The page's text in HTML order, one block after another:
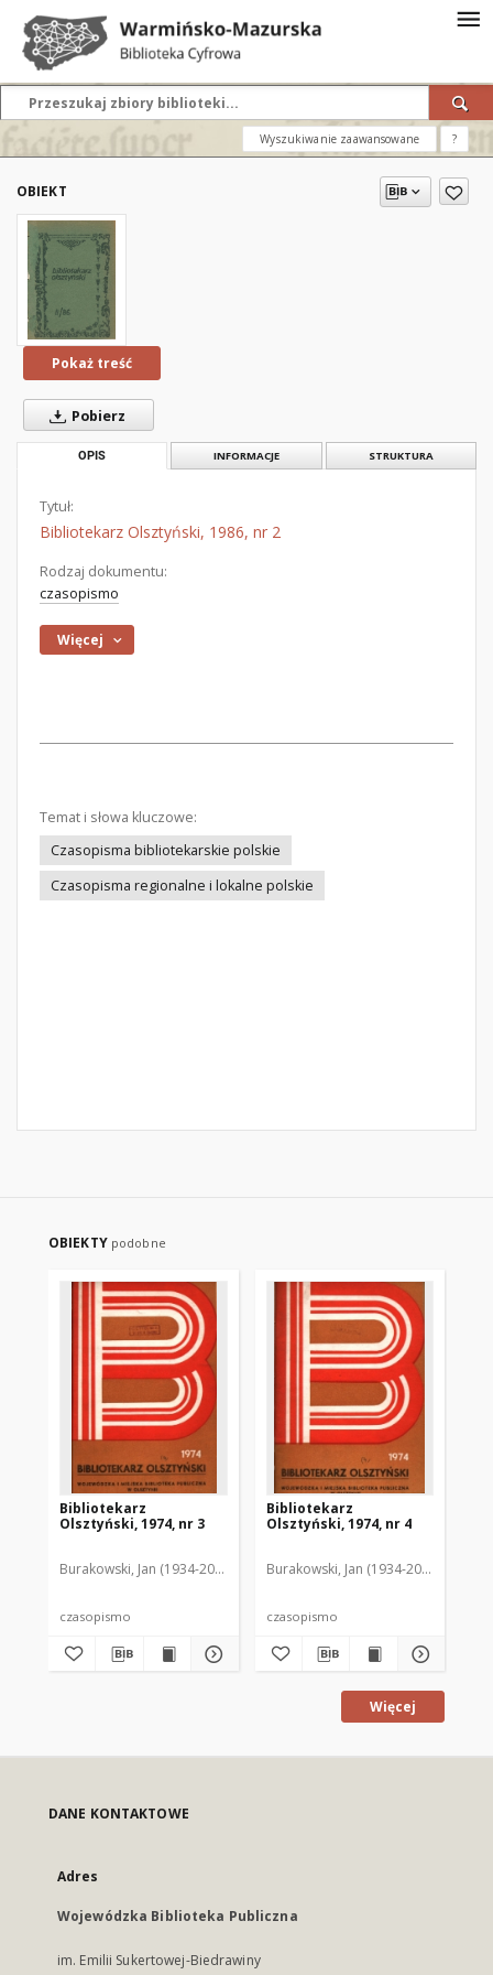
Wyszukiwanie zaawansowane ?
OBIEKT
Pokaż treść
Pobierz
OPIS INFORMACJE STRUKTURA
Tytuł:
Bibliotekarz Olsztyński, 1986, nr 2
Rodzaj dokumentu:
czasopismo
Więcej
Temat i słowa kluczowe:
Czasopisma bibliotekarskie polskie
Czasopisma regionalne i lokalne polskie
OBIEKTY podobne
Bibliotekarz
Olsztyński, 1974, nr 3
Burakowski, Jan (1934-2013). Red.2 Chodukiewicz, Wanda. Red.
czasopismo
Bibliotekarz
Olsztyński, 1974, nr 4
Burakowski, Jan (1934-2013). Red.2
czasopismo
Więcej
DANE KONTAKTOWE
Adres
Wojewódzka Biblioteka Publiczna
im. Emilii Sukertowej-Biedrawiny